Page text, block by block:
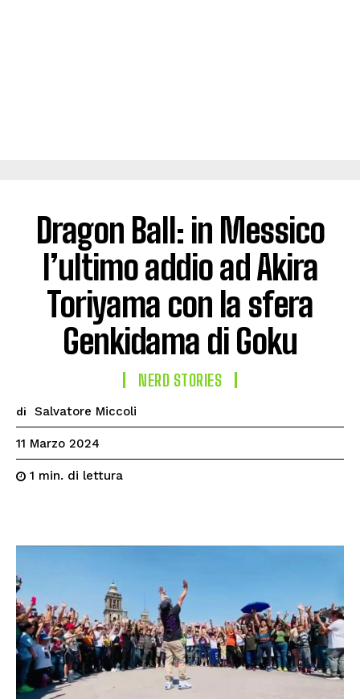
Dragon Ball: in Messico
l’ultimo addio ad Akira
Toriyama con la sfera
Genkidama di Goku
NERD STORIES
di Salvatore Miccoli
11 Marzo 2024
1 min. di lettura